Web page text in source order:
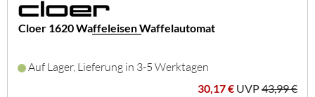
Cloer 1620 Waffeleisen Waffelautomat
Auf Lager, Lieferung in 3-5 Werktagen
30,17 € UVP43,99 €